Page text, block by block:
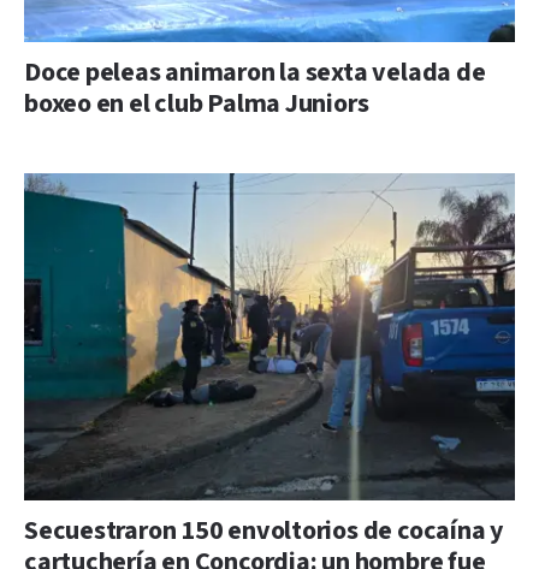
Doce peleas animaron la sexta velada de
boxeo en el club Palma Juniors
Secuestraron 150 envoltorios de cocaína y
cartuchería en Concordia: un hombre fue